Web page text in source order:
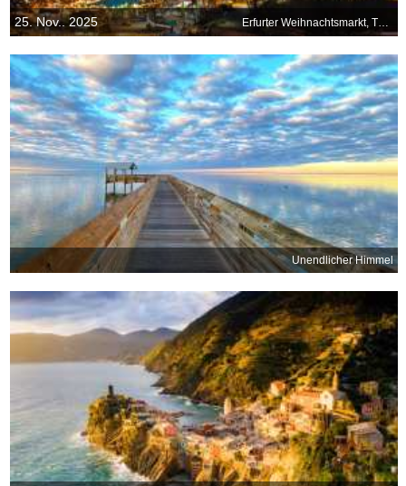
25. Nov.. 2025 Erfurter Weihnachtsmarkt, Thüringen
Unendlicher Himmel